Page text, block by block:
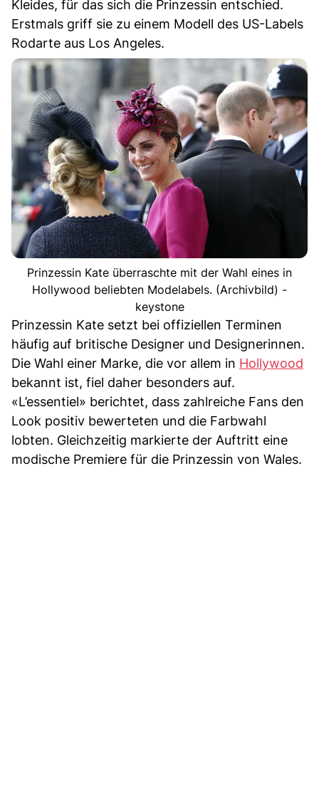
Kleides, für das sich die Prinzessin entschied.
Erstmals griff sie zu einem Modell des US-Labels
Rodarte aus Los Angeles.
Prinzessin Kate überraschte mit der Wahl eines in
Hollywood beliebten Modelabels. (Archivbild) -
keystone
Prinzessin Kate setzt bei offiziellen Terminen
häufig auf britische Designer und Designerinnen.
Die Wahl einer Marke, die vor allem in Hollywood
bekannt ist, fiel daher besonders auf.
«L’essentiel» berichtet, dass zahlreiche Fans den
Look positiv bewerteten und die Farbwahl
lobten. Gleichzeitig markierte der Auftritt eine
modische Premiere für die Prinzessin von Wales.